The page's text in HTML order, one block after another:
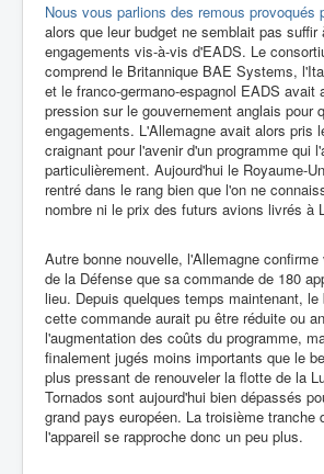
Nous vous parlions des remous provoqués
alors que leur budget ne semblait pas suffir
engagements vis-à-vis d'EADS. Le
comprend le Britannique BAE Systems,
et le franco-germano-espagnol EADS avait
pression sur le gouvernement anglais pour
engagements. L'Allemagne avait alors pris
craignant pour l'avenir d'un programme qui
particulièrement. Aujourd'hui le Royaume-
rentré dans le rang bien que l'on ne
nombre ni le prix des futurs avions livrés à
Autre bonne nouvelle, l'Allemagne
de la Défense que sa commande de 180
lieu. Depuis quelques temps maintenant, le
cette commande aurait pu être réduite ou
l'augmentation des coûts du programme,
finalement jugés moins importants que le
plus pressant de renouveler la flotte de la
Tornados sont aujourd'hui bien dépassés
grand pays européen. La troisième tranche
l'appareil se rapproche donc un peu plus.